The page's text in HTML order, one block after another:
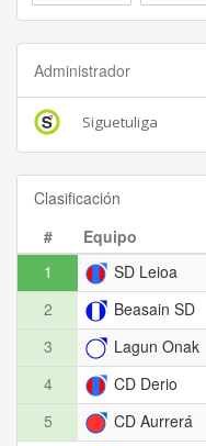
Administrador
Siguetuliga
Clasificación
#
Equipo
1
SD Leioa
2
Beasain SD
3
Lagun Onak
4
CD Derio
5
CD Aurrerá